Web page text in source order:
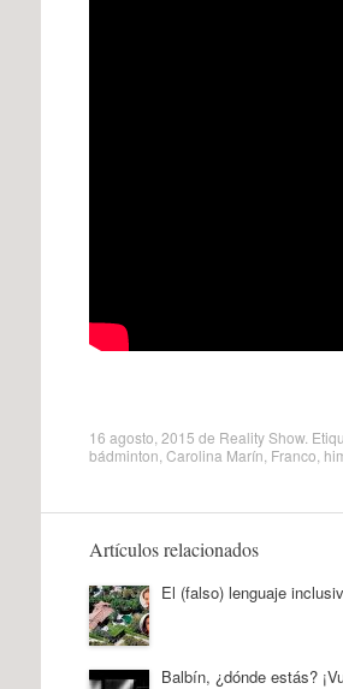
16 agosto, 2015 de Reality Show.
bádminton Carolina Marín Franco
Artículos relacionados
El (falso) lenguaje
Balbín, ¿dónde estás?